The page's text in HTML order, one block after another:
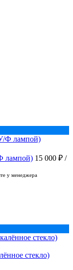
лампой) 15 000 ₽ /
у менеджера
стекло)